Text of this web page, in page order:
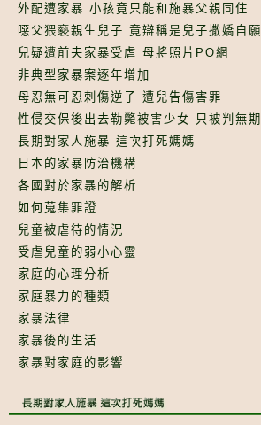
外配遭家暴 小孩竟只能和施暴父親同住
噁父猥褻親生兒子 竟辯稱是兒子撒嬌自願
兒疑遭前夫家暴受虐 母將照片PO網
非典型家暴案逐年增加
母忍無可忍刺傷逆子 遭兒告傷害罪
性侵交保後出去勒斃被害少女 只被判無期
長期對家人施暴 這次打死媽媽
日本的家暴防治機構
各國對於家暴的解析
如何蒐集罪證
兒童被虐待的情況
受虐兒童的弱小心靈
家庭的心理分析
家庭暴力的種類
家暴法律
家暴後的生活
家暴對家庭的影響